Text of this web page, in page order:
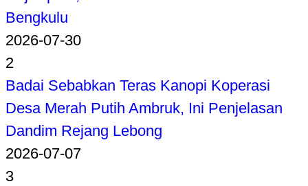
Bengkulu
2026-07-30
2
Badai Sebabkan Teras Kanopi Koperasi
Desa Merah Putih Ambruk, Ini Penjelasan
Dandim Rejang Lebong
2026-07-07
3